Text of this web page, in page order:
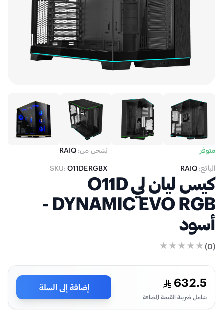
متوفر يُشحن من: RAIQ
البائع: RAIQ
SKU: O11DERGBX
كيس ليان لي O11D
DYNAMIC EVO RGB -
أسود
(
0
)
632.5
شامل ضريبة القيمة المضافة
إضافة إلى السلة